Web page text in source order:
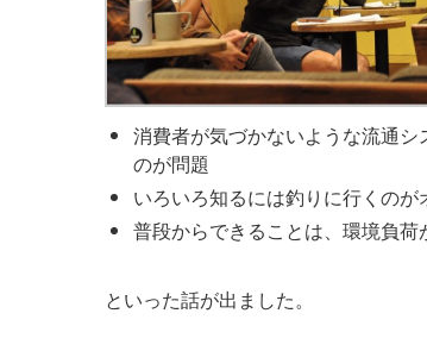
消費者が気づかないような流通
のが問題
いろいろ知るには釣りに行くのが
普段からできることは、環境負
といった話が出ました。